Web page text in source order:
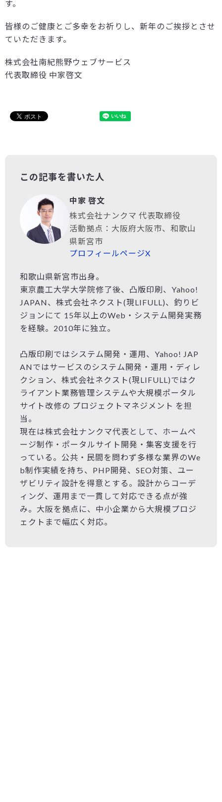
す。
皆様のご健康とご多幸をお祈りし、新年のご挨拶とさせ
ていただきます。
株式会社南紀熊野ウェブサービス
代表取締役 中家啓文
この記事を書いた人
中家 啓文
株式会社ナンクマ 代表取締役
活動拠点：大阪府大阪市、和歌山
県新宮市
プロフィールページX
和歌山県新宮市出身。
東京農工大学大学院修了後、凸版印刷、Yahoo!
JAPAN、株式会社ネクスト(現LIFULL)、釣りビ
ジョンにて 15年以上のWeb・システム開発実務
を経験。2010年に独立。
凸版印刷ではシステム開発・運用、Yahoo! JAP
ANではサービスのシステム開発・運用・ディレ
クション、株式会社ネクスト(現LIFULL)ではク
ライアント業務管理システムや大規模ポータル
サイト改修の プロジェクトマネジメント を担
当。
現在は株式会社ナンクマ代表として、ホームペ
ージ制作・ポータルサイト開発・集客支援を行
っている。公共・民間を問わず多様な業界のWe
b制作実績を持ち、PHP開発、SEO対策、ユー
ザビリティ設計を得意とする。設計からコーデ
ィング、運用まで一貫して対応できる点が強
み。大阪を拠点に、中小企業から大規模プロジ
ェクトまで幅広く対応。